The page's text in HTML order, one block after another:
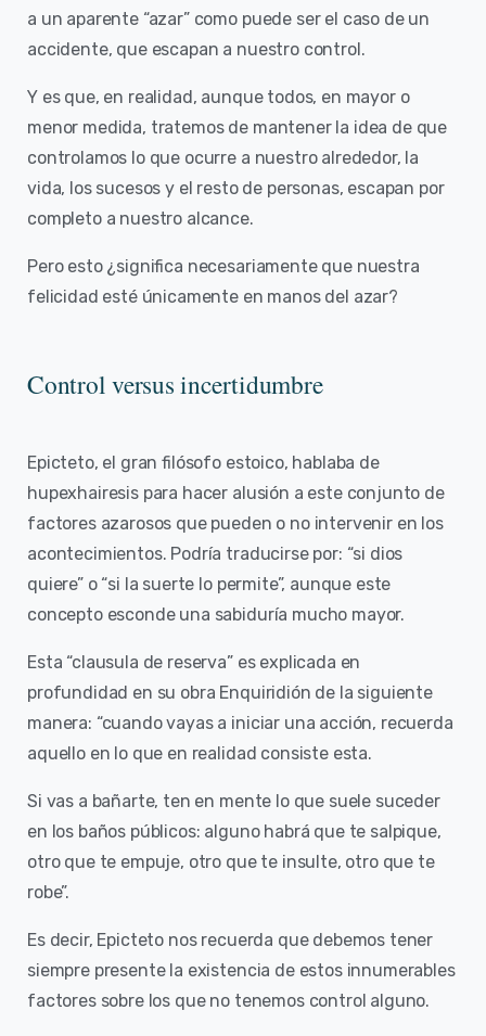
a un aparente “azar” como puede ser el caso de un
accidente, que escapan a nuestro control.
Y es que, en realidad, aunque todos, en mayor o
menor medida, tratemos de mantener la idea de que
controlamos lo que ocurre a nuestro alrededor, la
vida, los sucesos y el resto de personas, escapan por
completo a nuestro alcance.
Pero esto ¿significa necesariamente que nuestra
felicidad esté únicamente en manos del azar?
Control versus incertidumbre
Epicteto, el gran filósofo estoico, hablaba de
hupexhairesis para hacer alusión a este conjunto de
factores azarosos que pueden o no intervenir en los
acontecimientos. Podría traducirse por: “si dios
quiere” o “si la suerte lo permite”, aunque este
concepto esconde una sabiduría mucho mayor.
Esta “clausula de reserva” es explicada en
profundidad en su obra Enquiridión de la siguiente
manera: “cuando vayas a iniciar una acción, recuerda
aquello en lo que en realidad consiste esta.
Si vas a bañarte, ten en mente lo que suele suceder
en los baños públicos: alguno habrá que te salpique,
otro que te empuje, otro que te insulte, otro que te
robe”.
Es decir, Epicteto nos recuerda que debemos tener
siempre presente la existencia de estos innumerables
factores sobre los que no tenemos control alguno.